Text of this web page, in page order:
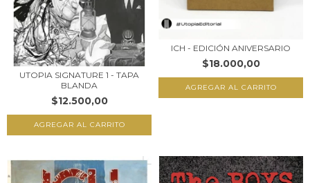
UTOPIA SIGNATURE 1 - TAPA
BLANDA
$12.500,00
ICH - EDICIÓN ANIVERSARIO
$18.000,00